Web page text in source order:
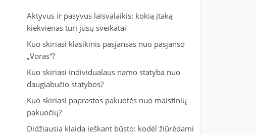
Aktyvus ir pasyvus laisvalaikis: kokią įtaką
kiekvienas turi jūsų sveikatai
Kuo skiriasi klasikinis pasjansas nuo pasjanso
„Voras“?
Kuo skiriasi individualaus namo statyba nuo
daugiabučio statybos?
Kuo skiriasi paprastos pakuotės nuo maistinių
pakuočių?
Didžiausia klaida ieškant būsto: kodėl žiūrėdami